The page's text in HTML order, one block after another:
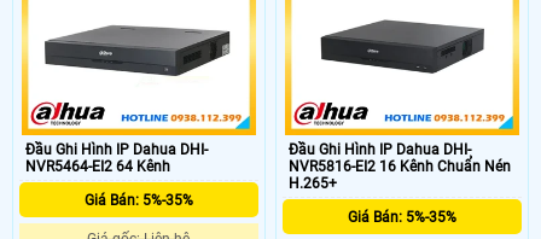
Đầu Ghi Hình IP Dahua DHI-
NVR5464-EI2 64 Kênh
Giá Bán: 5%-35%
Đầu Ghi Hình IP Dahua DHI-
NVR5816-EI2 16 Kênh Chuẩn Nén
H.265+
Giá Bán: 5%-35%